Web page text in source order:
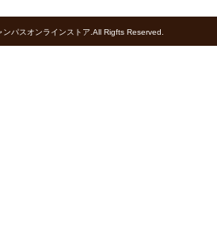
パスオンラインストア.All Rigfts Reserved.